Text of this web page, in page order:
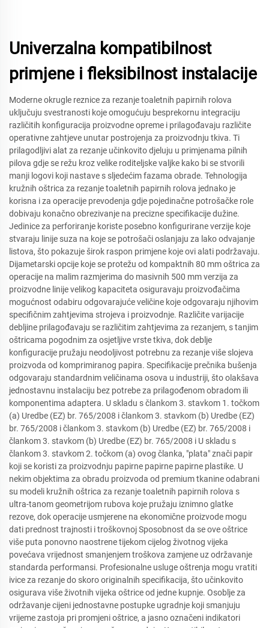
Univerzalna kompatibilnost
primjene i fleksibilnost instalacije
Moderne okrugle reznice za rezanje toaletnih papirnih rolova
uključuju svestranosti koje omogućuju besprekornu integraciju
različitih konfiguracija proizvodne opreme i prilagođavaju različite
operativne zahtjeve unutar postrojenja za proizvodnju tkiva. Ti
prilagodljivi alat za rezanje učinkovito djeluju u primjenama pilnih
pilova gdje se režu kroz velike roditeljske valjke kako bi se stvorili
manji logovi koji nastave s sljedećim fazama obrade. Tehnologija
kružnih oštrica za rezanje toaletnih papirnih rolova jednako je
korisna i za operacije prevodenja gdje pojedinačne potrošačke role
dobivaju konačno obrezivanje na precizne specifikacije dužine.
Jedinice za perforiranje koriste posebno konfigurirane verzije koje
stvaraju linije suza na koje se potrošači oslanjaju za lako odvajanje
listova, što pokazuje širok raspon primjene koje ovi alati podržavaju.
Dijametarski opcije koje se protežu od kompaktnih 80 mm oštrica za
operacije na malim razmjerima do masivnih 500 mm verzija za
proizvodne linije velikog kapaciteta osiguravaju proizvođačima
mogućnost odabiru odgovarajuće veličine koje odgovaraju njihovim
specifičnim zahtjevima strojeva i proizvodnje. Različite varijacije
debljine prilagođavaju se različitim zahtjevima za rezanjem, s tanjim
oštricama pogodnim za osjetljive vrste tkiva, dok deblje
konfiguracije pružaju neodoljivost potrebnu za rezanje više slojeva
proizvoda od komprimiranog papira. Specifikacije prečnika bušenja
odgovaraju standardnim veličinama osova u industriji, što olakšava
jednostavnu instalaciju bez potrebe za prilagođenom obradom ili
komponentima adaptera. U skladu s člankom 3. stavkom 1. točkom
(a) Uredbe (EZ) br. 765/2008 i člankom 3. stavkom (b) Uredbe (EZ)
br. 765/2008 i člankom 3. stavkom (b) Uredbe (EZ) br. 765/2008 i
člankom 3. stavkom (b) Uredbe (EZ) br. 765/2008 i U skladu s
člankom 3. stavkom 2. točkom (a) ovog članka, "plata" znači papir
koji se koristi za proizvodnju papirne papirne papirne plastike. U
nekim objektima za obradu proizvoda od premium tkanine odabrani
su modeli kružnih oštrica za rezanje toaletnih papirnih rolova s
ultra-tanom geometrijom rubova koje pružaju iznimno glatke
rezove, dok operacije usmjerene na ekonomične proizvode mogu
dati prednost trajnosti i troškovnoj Sposobnost da se ove oštrice
više puta ponovno naostrene tijekom cijelog životnog vijeka
povećava vrijednost smanjenjem troškova zamjene uz održavanje
standarda performansi. Profesionalne usluge oštrenja mogu vratiti
ivice za rezanje do skoro originalnih specifikacija, što učinkovito
osigurava više životnih vijeka oštrice od jedne kupnje. Osoblje za
održavanje cijeni jednostavne postupke ugradnje koji smanjuju
vrijeme zastoja pri promjeni oštrice, a jasno označeni indikatori